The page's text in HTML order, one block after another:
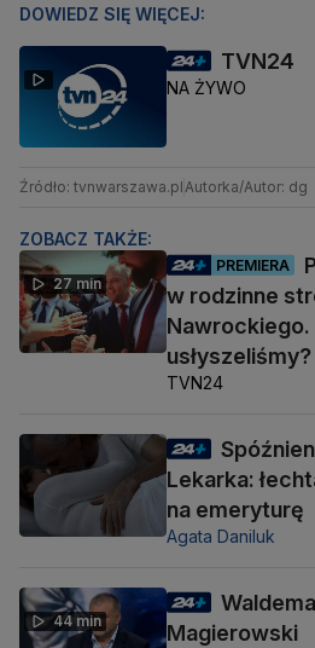
DOWIEDZ SIĘ WIĘCEJ:
TVN24
NA ŻYWO
Źródło: tvnwarszawa.plAutorka/Autor: dg
ZOBACZ TAKŻE:
27 min
PREMIERA
w rodzinne
Nawrockiego.
usłyszeliśmy?
TVN24
Lekarka:
na emeryturę
Agata Daniluk
44 min
Magierowski